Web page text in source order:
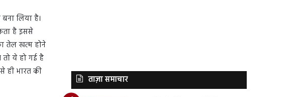
लिया है।
है इससे
तेल खत्म होने
ये हो गई है
ही भारत की
ताज़ा समाचार